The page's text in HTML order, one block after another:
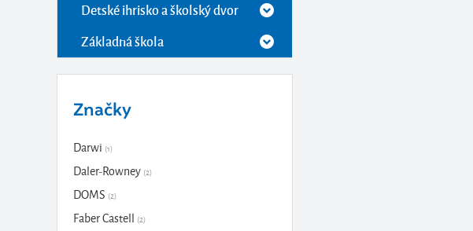
Detské ihrisko a školský dvor
Základná škola
Značky
Darwi (1)
Daler-Rowney (2)
DOMS (2)
Faber Castell (2)